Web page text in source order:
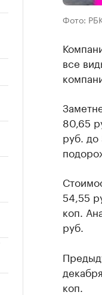
Фото:
все
80,65
руб. до
54,55
коп.
руб.
коп.